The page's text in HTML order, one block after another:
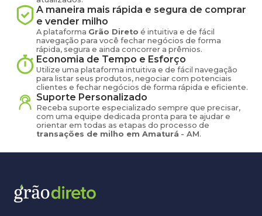
A maneira mais rápida e segura de comprar
e vender milho
A plataforma Grão Direto é intuitiva e de fácil
navegação para você fechar negócios de forma
rápida, segura e ainda concorrer a prêmios.
Economia de Tempo e Esforço
Utilize uma plataforma intuitiva e de fácil navegação
para listar seus produtos, negociar com potenciais
clientes e fechar negócios de forma rápida e eficiente.
Suporte Personalizado
Receba suporte especializado sempre que precisar,
com uma equipe dedicada pronta para te ajudar e
orientar em todas as etapas do processo de
transações de milho em Amaturá - AM.